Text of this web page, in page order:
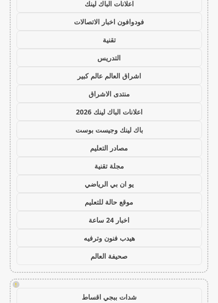
اعلانات الباك لينك
فودوافون اخبار الاتصالات
تقنية
التدريس
اشراق العالم عالم كبير
منتدى الاشراق
اعلانات الباك لينك 2026
باك لينك وجيست بوست
مصادر التعليم
مجلة تقنية
يو ان بي الرياضي
موقع حالة للتعليم
اخبار 24 ساعة
هيدب فنون وترفيه
صحيفة العالم
!
شدات ببجي اقساط